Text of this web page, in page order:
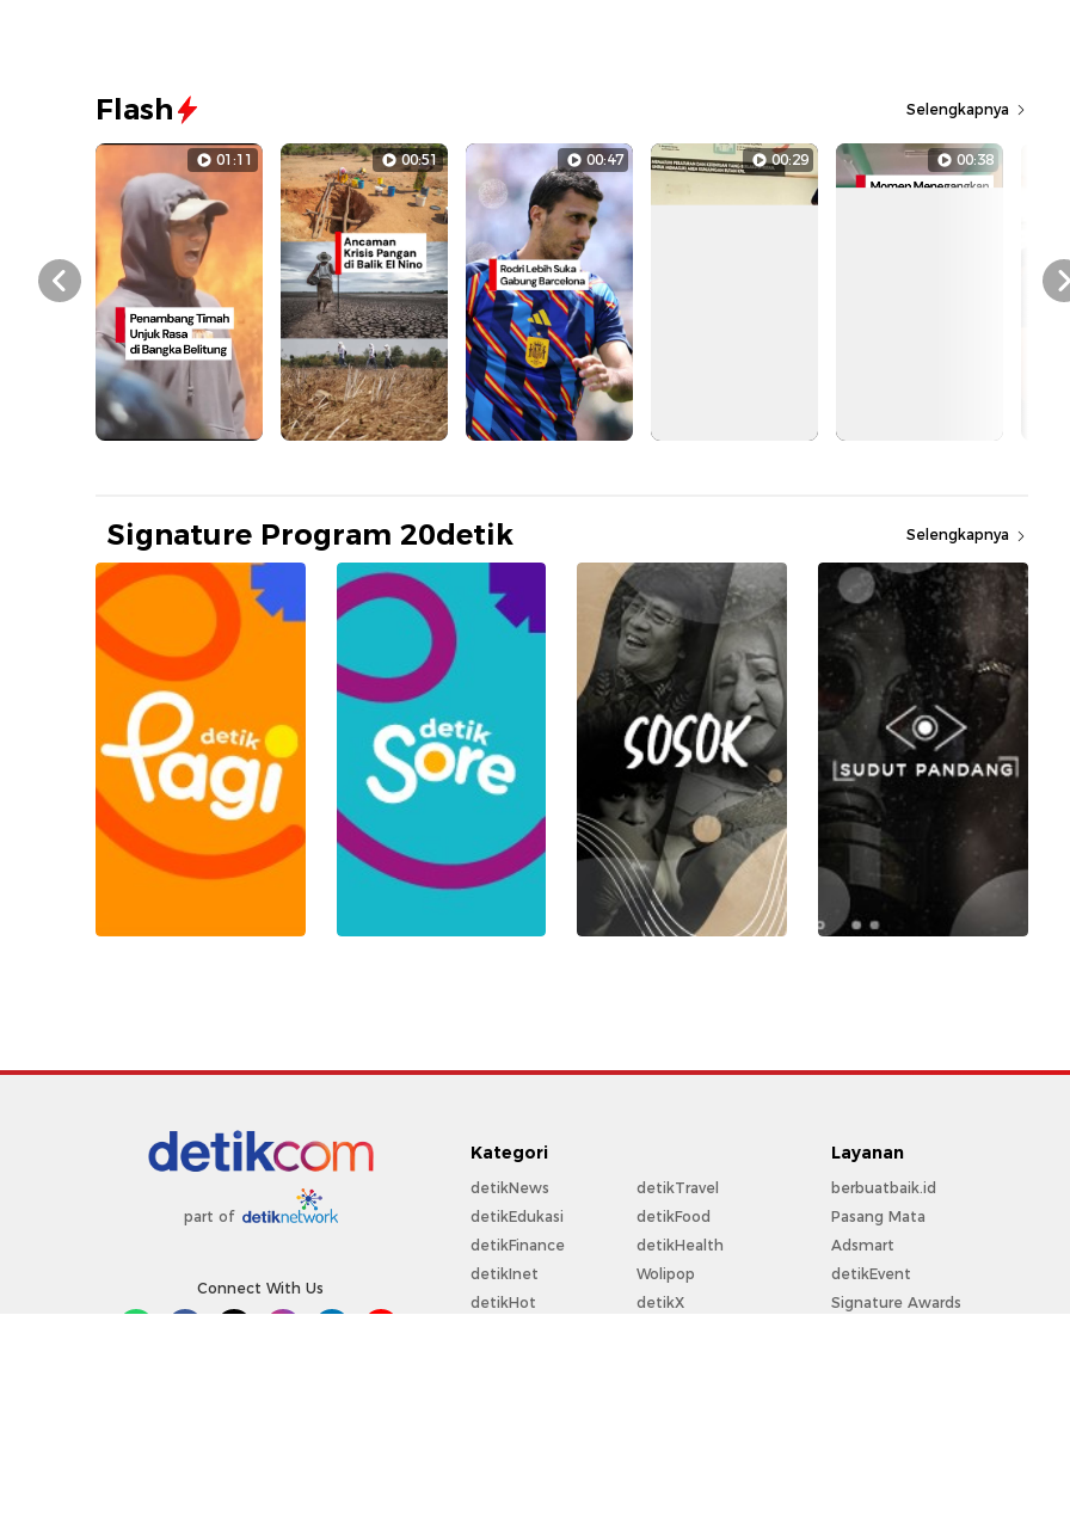
Flash Selengkapnya
01:11 00:51 00:47 00:29 00:38
Prev
Signature Program 20detik Selengkapnya
part of
Connect With Us
Kategori
detikNews
detikEdukasi
detikFinance
detikInet
detikHot
detikTravel
detikFood
detikHealth
Wolipop
detikX
Layanan
berbuatbaik.id
Pasang Mata
Adsmart
detikEvent
Signature Awards